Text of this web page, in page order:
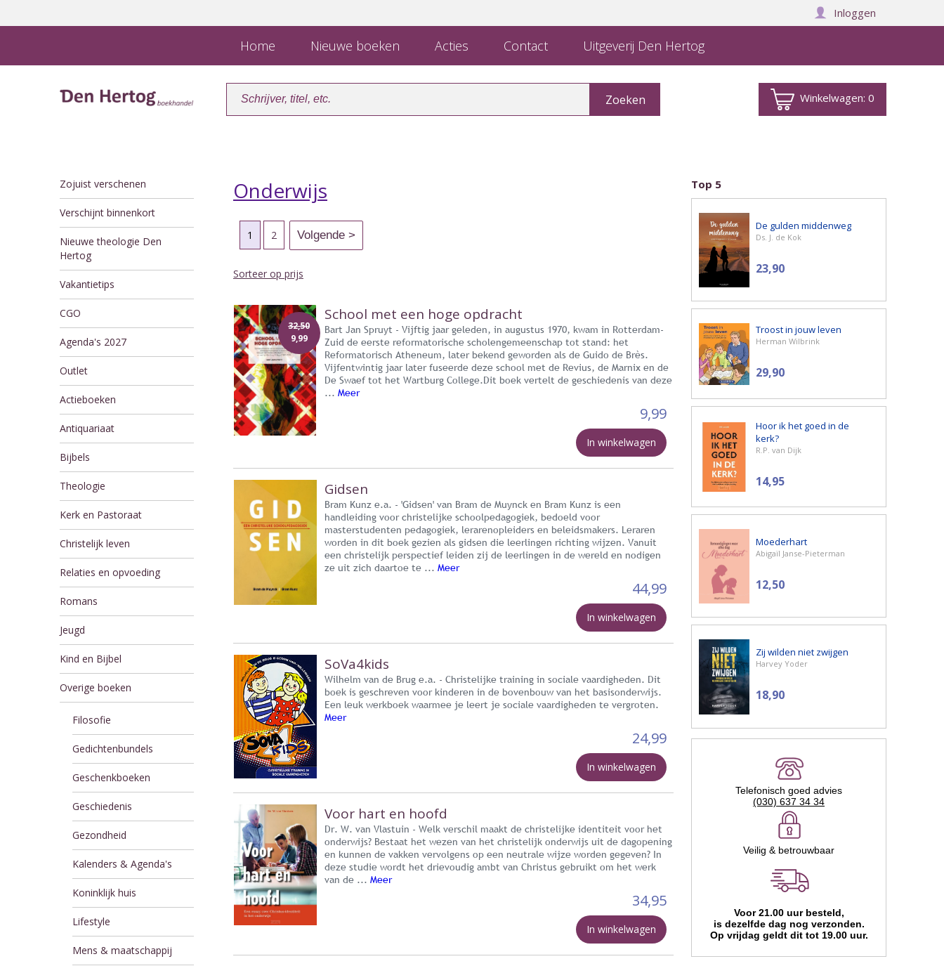
Inloggen
Home Nieuwe boeken Acties Contact Uitgeverij Den Hertog
Winkelwagen:0
Zojuist verschenen
Verschijnt binnenkort
Nieuwe theologie Den
Hertog
Vakantietips
CGO
Agenda's 2027
Outlet
Actieboeken
Antiquariaat
Bijbels
Theologie
Kerk en Pastoraat
Christelijk leven
Relaties en opvoeding
Romans
Jeugd
Kind en Bijbel
Overige boeken
Filosofie
Gedichtenbundels
Geschenkboeken
Geschiedenis
Gezondheid
Kalenders & Agenda's
Koninklijk huis
Lifestyle
Mens & maatschappij
Onderwijs
1 2
Sorteer op prijs
32,50
9,99
School met een hoge opdracht
Bart Jan Spruyt - Vijftig jaar geleden, in augustus 1970, kwam in Rotterdam-
Zuid de eerste reformatorische scholengemeenschap tot stand: het
Reformatorisch Atheneum, later bekend geworden als de Guido de Brès.
Vijfentwintig jaar later fuseerde deze school met de Revius, de Marnix en de
De Swaef tot het Wartburg College.Dit boek vertelt de geschiedenis van deze
... Meer
9,99
In winkelwagen
Gidsen
Bram Kunz e.a. - 'Gidsen' van Bram de Muynck en Bram Kunz is een
handleiding voor christelijke schoolpedagogiek, bedoeld voor
masterstudenten pedagogiek, lerarenopleiders en beleidsmakers. Leraren
worden in dit boek gezien als gidsen die leerlingen richting wijzen. Vanuit
een christelijk perspectief leiden zij de leerlingen in de wereld en nodigen
ze uit zich daartoe te ... Meer
44,99
In winkelwagen
SoVa4kids
Wilhelm van de Brug e.a. - Christelijke training in sociale vaardigheden. Dit
boek is geschreven voor kinderen in de bovenbouw van het basisonderwijs.
Een leuk werkboek waarmee je leert je sociale vaardigheden te vergroten.
Meer
24,99
In winkelwagen
Voor hart en hoofd
Dr. W. van Vlastuin - Welk verschil maakt de christelijke identiteit voor het
onderwijs? Bestaat het wezen van het christelijk onderwijs uit de dagopening
en kunnen de vakken vervolgens op een neutrale wijze worden gegeven? In
deze studie wordt het drievoudig ambt van Christus gebruikt om het werk
van de ... Meer
34,95
In winkelwagen
Top 5
De gulden middenweg
Ds. J. de Kok
23,90
Troost in jouw leven
Herman Wilbrink
29,90
Hoor ik het goed in de
kerk?
R.P. van Dijk
14,95
Moederhart
Abigaïl Janse-Pieterman
12,50
Zij wilden niet zwijgen
Harvey Yoder
18,90
Telefonisch goed advies
(030) 637 34 34
Veilig & betrouwbaar
Voor 21.00 uur besteld,
is dezelfde dag nog verzonden.
Op vrijdag geldt dit tot 19.00 uur.